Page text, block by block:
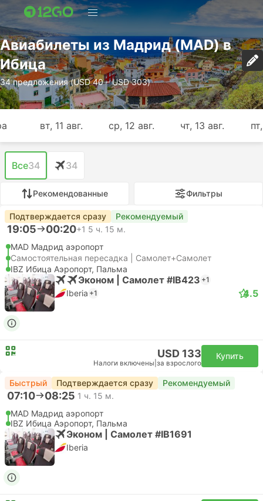
Авиабилеты из Мадрид (MAD) в
Ибица
34 предложения (USD 40 – USD 303)
вт, 11 авг. ср, 12 авг. чт, 13 авг.
Все34 34
Рекомендованные Фильтры
Подтверждается сразу Рекомендуемый
19:05 00:20+1 5 ч. 15 м.
MAD Мадрид аэропорт
Самостоятельная пересадка | Самолет+Самолет
IBZ Ибица Аэропорт, Пальма
Эконом | Самолет #IB423 +1
Iberia +1 4.5
USD 133
Налоги включены за взрослого
Купить
Быстрый Подтверждается сразу Рекомендуемый
07:10 08:25 1 ч. 15 м.
MAD Мадрид аэропорт
IBZ Ибица Аэропорт, Пальма
Эконом | Самолет #IB1691
Iberia